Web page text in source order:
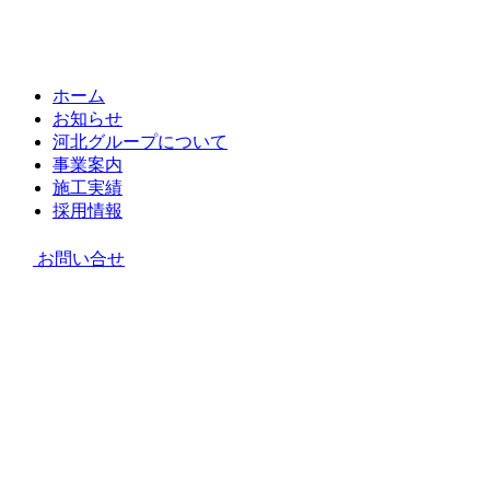
ホーム
お知らせ
河北グループについて
事業案内
施工実績
採用情報
お問い合せ